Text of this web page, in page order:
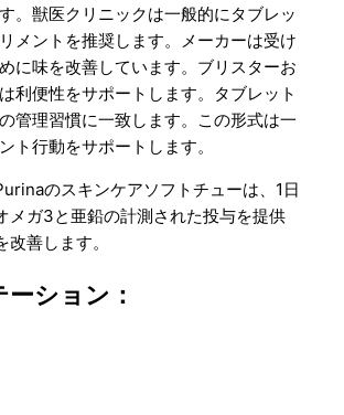
。獣医クリニックは一般的にタブレッ
メントを推奨します。メーカーは受け
に味を改善しています。ブリスターお
利便性をサポートします。タブレット
管理習慣に一致します。この形式は一
ト行動をサポートします。
のスキンケアソフトチューは、1日
メガ3と亜鉛の計測された投与を提供
改善します。
ション：